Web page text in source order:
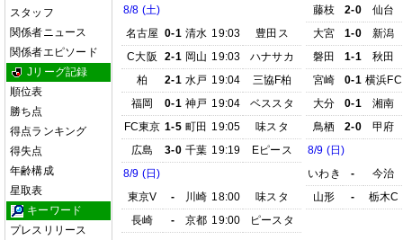
スタッフ
関係者ニュース
関係者エピソード
Jリーグ記録
順位表
勝ち点
得点ランキング
得失点
年齢構成
星取表
キーワード
プレスリリース
8/8 (土)
名古屋 0-1 清水 19:03
豊田ス
C大阪
2-1 岡山 19:03
ハナサカ
柏
2-1 水戸 19:04
三協F柏
福岡
0-1 神戸 19:04
ベススタ
FC東京 1-5 町田 19:05
味スタ
広島
3-0 千葉 19:19
Eピース
8/9 (日)
東京V
- 川崎 18:00
味スタ
長崎
- 京都 19:00 ピースタ
藤枝
2-0
仙台
大宮
1-0
新潟
磐田
1-1
秋田
宮崎
0-1 横浜FC
大分
0-1
湘南
鳥栖
2-0
甲府
8/9 (日)
いわき
-
今治
山形
- 栃木C